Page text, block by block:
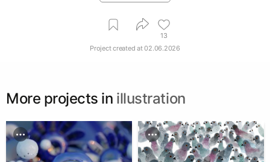
13
Project created at02.06.2026
More projects in illustration